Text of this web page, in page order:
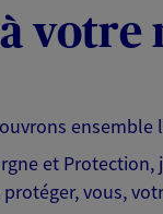
votre
ensemble
et
vous,